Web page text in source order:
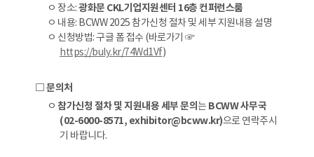
ㅇ 장소:광화문 CKL기업지원센터 16층 컨퍼런스룸
ㅇ 내용: BCWW 2025 참가신청 절차 및 세부 지원내용 설명
ㅇ 신청방법: 구글 폼 접수 (바로가기 ☞
https://buly.kr/74Wd1Vf)
□ 문의처
ㅇ 참가신청 절차 및 지원내용 세부 문의는 BCWW 사무국
(02-6000-8571, exhibitor@bcww.kr)으로 연락주시
기 바랍니다.